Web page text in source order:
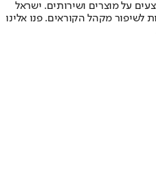
על מוצרים ושירותים. ישראל
לשיפור מקהל הקוראים. פנו אלינו